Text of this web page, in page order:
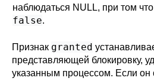
наблюдаться NULL, при том
false.
Признак granted
представляющей блокировку,
указанным процессом. Если он